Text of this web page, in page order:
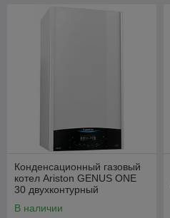
Конденсационный газовый
котел Ariston GENUS ONE
30 двухконтурный
В наличии